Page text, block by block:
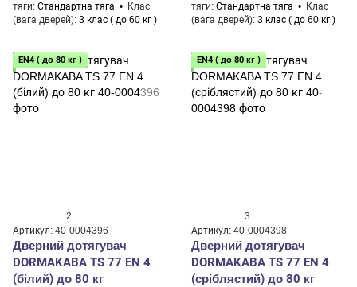
тяги Стандартна тяга
Клас
(вага дверей) 3 клас ( до 60 кг )
тяги Стандартна тяга
Клас
(вага дверей) 3 клас ( до 60 кг )
EN4 ( до 80 кг )
2
Артикул: 40-0004396
Дверний дотягувач
DORMAKABA TS 77 EN 4
(білий) до 80 кг
EN4 ( до 80 кг )
3
Артикул: 40-0004398
Дверний дотягувач
DORMAKABA TS 77 EN 4
(сріблястий) до 80 кг